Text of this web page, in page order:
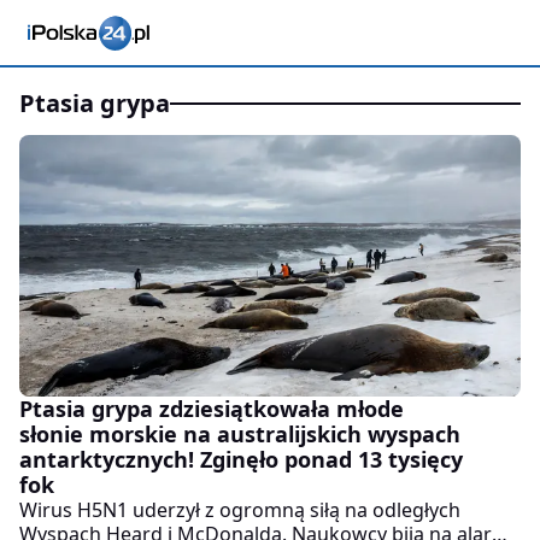
ptasia grypa
Ptasia grypa zdziesiątkowała młode
słonie morskie na australijskich wyspach
antarktycznych! Zginęło ponad 13 tysięcy
fok
Wirus H5N1 uderzył z ogromną siłą na odległych
Wyspach Heard i McDonalda. Naukowcy biją na alarm